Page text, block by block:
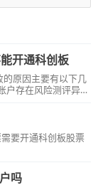
开通科创板
原因主要有以下几
户存在风险测评异动
交易权限开通。
要开通科创板股票
吗